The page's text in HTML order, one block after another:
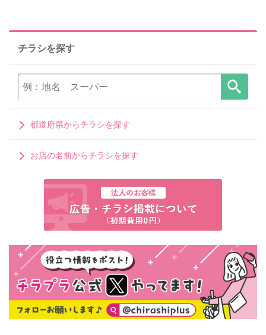
チラシを探す
都道府県からチラシを探す
お店の名前からチラシを探す